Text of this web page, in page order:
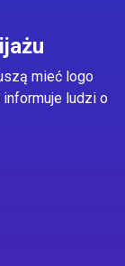
mieć logo
ludzi o